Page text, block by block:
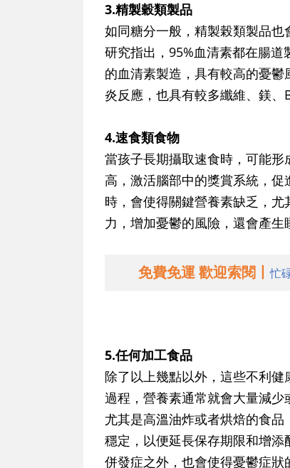
3.精製穀類製品
如同糖分一般，精製榖類製品也
研究指出，95%血清素都在腸
的血清素製造，具有較高的憂
炎反應，也具有較多纖維、鎂
4.速食類食物
當孩子長期攝取速食時，可能
高，激活腦部中的獎賞系統，
時，會使得關鍵營養素缺乏，
力，增加憂鬱的風險，還會產生
免費免運 歡迎索閱丨忙
5.任何加工食品
除了以上幾點以外，這些不利
過程，營養素通常就會大量減少
尤其是高溫油炸或者烘焙的食
穩定，以便延長保存期限和增
併發症之外，也會使得憂鬱症狀